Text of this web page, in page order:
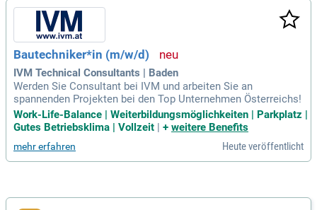
Bautechniker*in (m/w/d)
IVM Technical Consultants | Baden
Werden Sie Consultant bei IVM und arbeiten Sie an
spannenden Projekten bei den Top Unternehmen Österreichs!
Work-Life-Balance | Weiterbildungsmöglichkeiten | Parkplatz |
Gutes Betriebsklima | Vollzeit
+ weitere Benefits
mehr erfahren Heute veröffentlicht